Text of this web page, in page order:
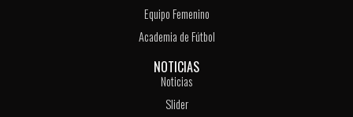
Equipo Femenino
Academia de Fútbol
NOTICIAS
Noticias
Slider